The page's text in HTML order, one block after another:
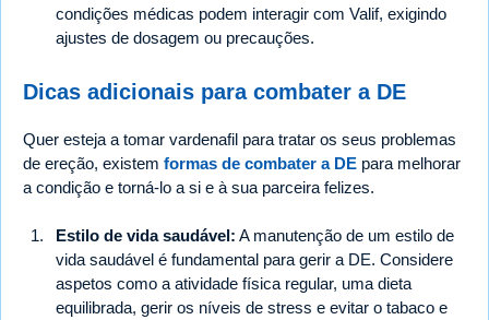
condições médicas podem interagir com Valif, exigindo
ajustes de dosagem ou precauções.
Dicas adicionais para combater a DE
Quer esteja a tomar vardenafil para tratar os seus problemas
de ereção, existem formas de combater a DE para melhorar
a condição e torná-lo a si e à sua parceira felizes.
Estilo de vida saudável: A manutenção de um estilo de
vida saudável é fundamental para gerir a DE. Considere
aspetos como a atividade física regular, uma dieta
equilibrada, gerir os níveis de stress e evitar o tabaco e